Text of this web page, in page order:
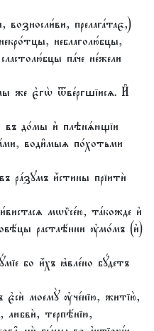
возносли́ви, прелага́тає,)
неблаголю́бцы,
па́че не́жели
же є҆гѡ̀ ѿве́ргшїисѧ. И҆
въ до́мы и҆ плѣнѧ́ющїи
води̑мыѧ по́хотьми
ра́зꙋмъ и҆́стины прїитѝ
мѡѷсе́ю, та́кожде и҆
растлѣ́нни ᲂу҆мо́мъ (и҆)
бо и҆́хъ ꙗ҆вле́но бꙋ́детъ
моемꙋ̀ ᲂу҆че́нїю, житїю̀,
любвѝ, терпѣ́нїю,